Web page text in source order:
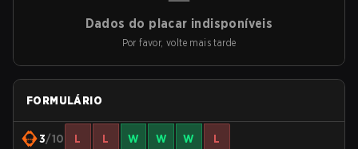
Dados do placar indisponíveis
Por favor, volte mais tarde
FORMULÁRIO
3/10 L L W W W L